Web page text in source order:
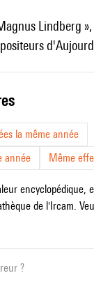
Lindberg
la même année
année
Même
encyclopédique,
de l'Ircam.
?